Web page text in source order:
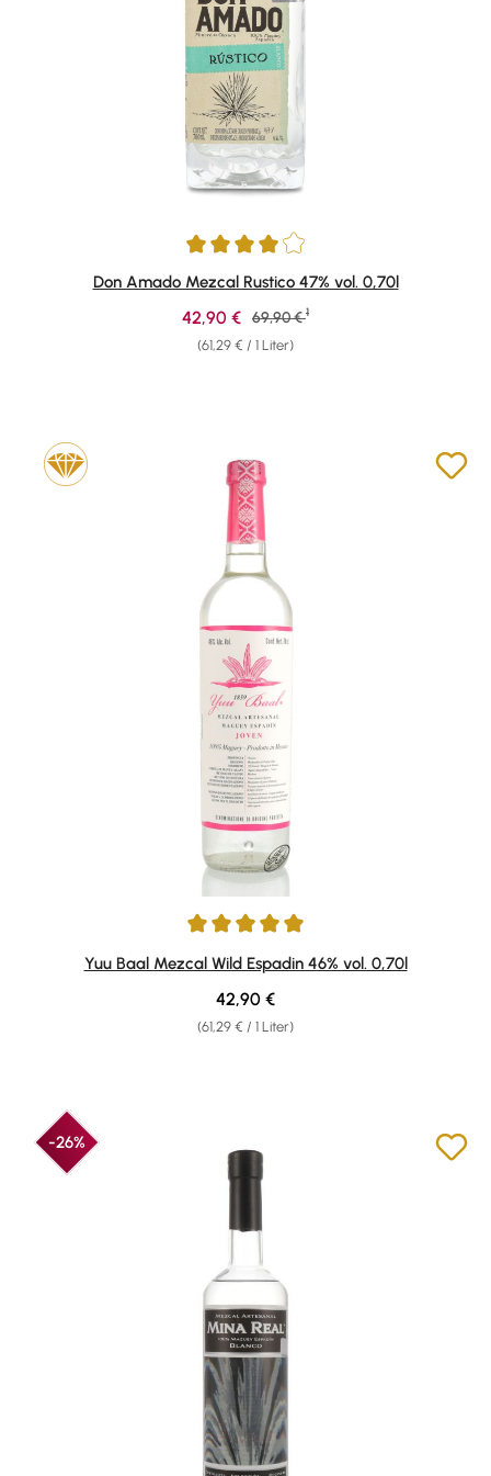
Durchschnittliche Bewertung von 4 von 5 Sternen
Don Amado Mezcal Rustico 47% vol. 0,70l
(61,29 € / 1 Liter)
Verkaufspreis:
42,90 € Regulärer Preis:
69,90 € 1
Durchschnittliche Bewertung von 5 von 5 Sternen
Yuu Baal Mezcal Wild Espadin 46% vol. 0,70l
(61,29 € / 1 Liter)
Regulärer Preis:
42,90 €
-26%